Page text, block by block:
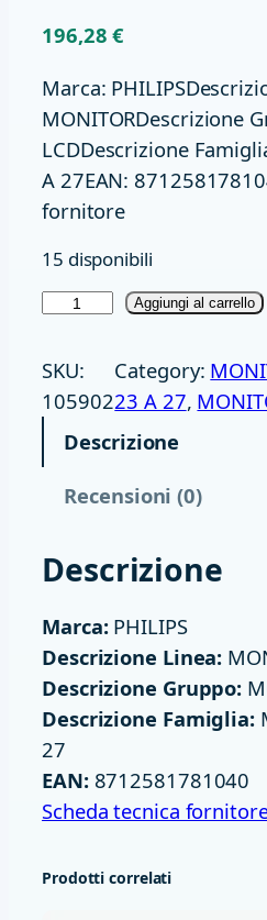
196,28€
Marca:
MONITORDescrizione
LCDDescrizione
A 27EAN:
fornitore
15 disponibili
N
2
P
S
1
6
5
H
Z
1
M
S
H
Aggiungi al carrello
SKU:
105902
Category:
23 A 27,
Descrizione
Recensioni (0)
Descrizione
Marca:PHILIPS
Descrizione Linea:
Descrizione Gruppo:
Descrizione Famiglia:
27
EAN:8712581781040
Scheda tecnica
Prodotti correlati